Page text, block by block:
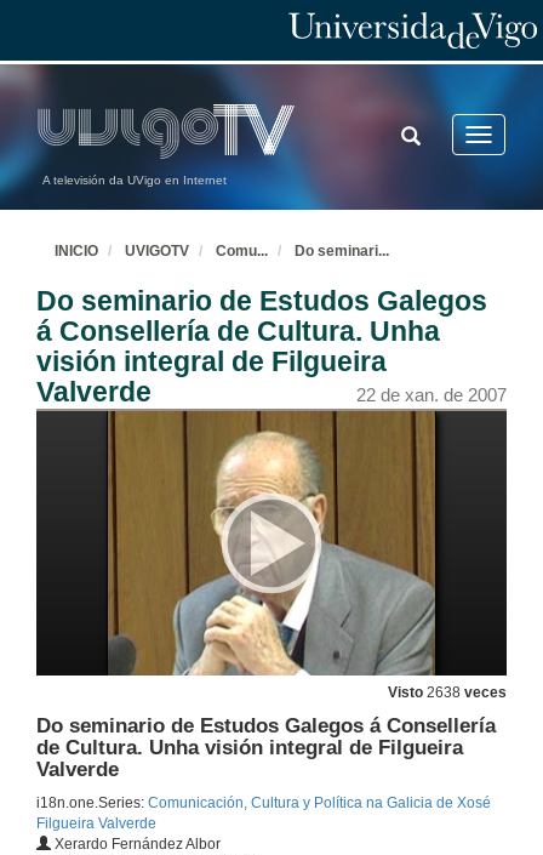
A televisión da UVigo en Internet
Toggle
TOGGLE
SEARCH
INICIO UVIGOTV Comu... Do seminari...
Do seminario de Estudos Galegos
á Consellería de Cultura. Unha
visión integral de Filgueira
Valverde
22 de xan. de 2007
Visto 2638 veces
Do seminario de Estudos Galegos á Consellería
de Cultura. Unha visión integral de Filgueira
Valverde
i18n.one.Series: Comunicación, Cultura y Política na Galicia de Xosé
Filgueira Valverde
Xerardo Fernández Albor